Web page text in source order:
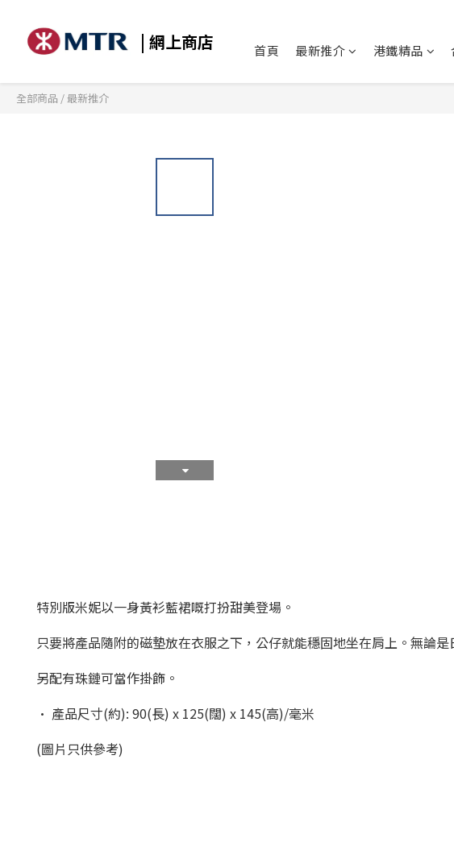
| 網上商店 首頁 最新推介 港鐵精品
全部商品 /最新推介
特別版米妮以一身黃衫藍裙嘅打扮甜美登場。
只要將產品隨附的磁墊放在衣服之下，公仔就能穩固地坐在肩上。無論
另配有珠鏈可當作掛飾。
• 產品尺寸(約): 90(長) x 125(闊) x 145(高)/毫米
(圖片只供參考)